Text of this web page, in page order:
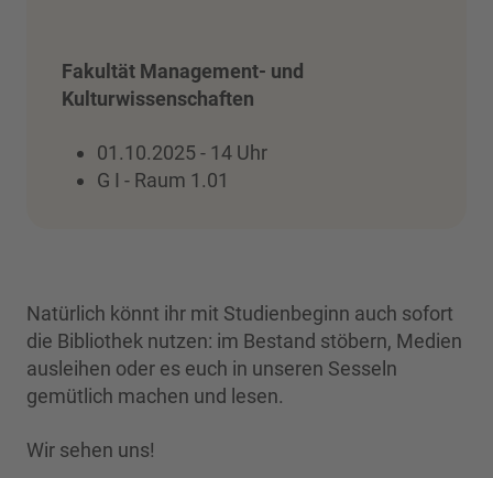
Fakultät Management- und
Kulturwissenschaften
01.10.2025 - 14 Uhr
G I - Raum 1.01
Natürlich könnt ihr mit Studienbeginn auch sofort
die Bibliothek nutzen: im Bestand stöbern, Medien
ausleihen oder es euch in unseren Sesseln
gemütlich machen und lesen.
Wir sehen uns!